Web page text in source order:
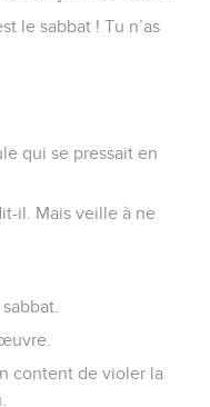
le sabbat ! Tu n’as
qui se pressait en
il. Mais veille à ne
content de violer la